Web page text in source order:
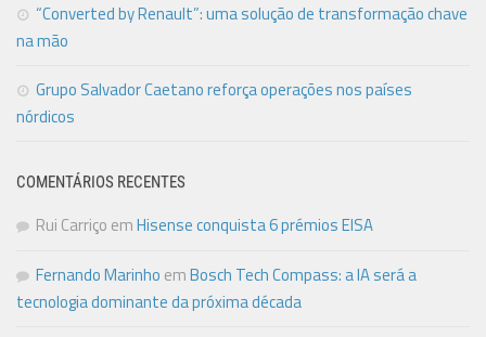
“Converted by Renault”: uma solução de transformação chave
na mão
Grupo Salvador Caetano reforça operações nos países
nórdicos
COMENTÁRIOS RECENTES
Rui Carriço emHisense conquista 6 prémios EISA
Fernando Marinho emBosch Tech Compass: a IA será a
tecnologia dominante da próxima década